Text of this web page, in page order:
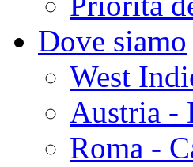
Dove siamo
West
Austria -
Roma -